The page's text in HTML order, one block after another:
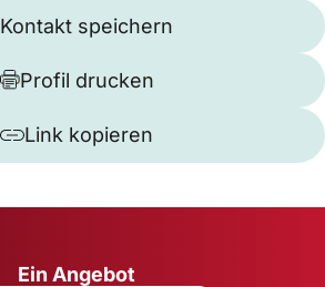
Kontakt speichern
Profil drucken
Link kopieren
Ein Angebot